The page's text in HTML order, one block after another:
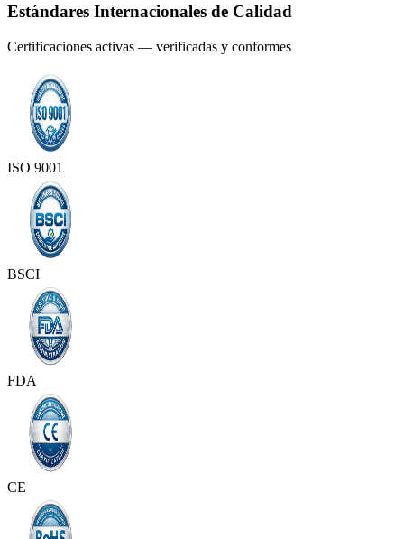
Estándares Internacionales de Calidad
Certificaciones activas — verificadas y conformes
ISO 9001
BSCI
FDA
CE